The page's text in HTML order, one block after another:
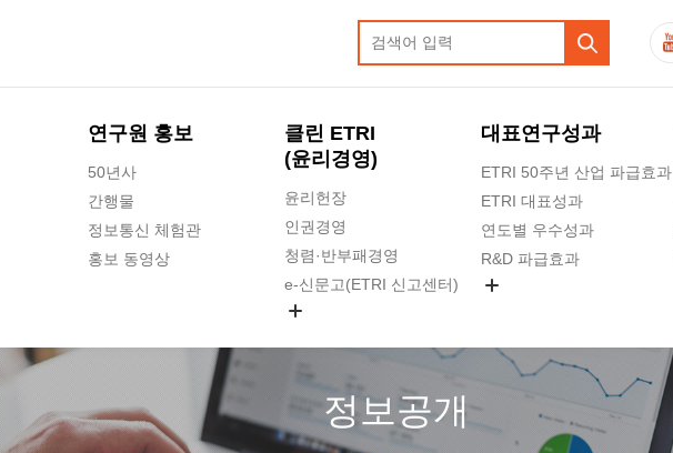
연구원 홍보
50년사
간행물
정보통신 체험관
홍보 동영상
클린 ETRI
(윤리경영)
윤리헌장
인권경영
청렴·반부패경영
e-신문고(ETRI 신고센터)
청렴포털 신고
고객의소리
수의계약 현황
대표연구성과
ETRI 50주년 산업 파급효과
ETRI 대표성과
연도별 우수성과
R&D 파급효과
정보공개